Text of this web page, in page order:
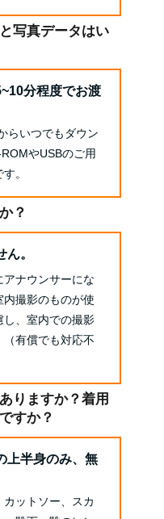
写真データはい
分程度でお渡
らいつでもダウン
やUSBのご用
。
？
。
ナウンサーにな
内撮影のものが使
し、室内での撮影
有償でも対応不
りますか？着用
すか？
上半身のみ、無
ットソー、スカ